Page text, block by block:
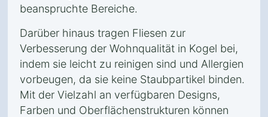
beanspruchte Bereiche.
Darüber hinaus tragen Fliesen zur
Verbesserung der Wohnqualität in Kogel bei,
indem sie leicht zu reinigen sind und Allergien
vorbeugen, da sie keine Staubpartikel binden.
Mit der Vielzahl an verfügbaren Designs,
Farben und Oberflächenstrukturen können